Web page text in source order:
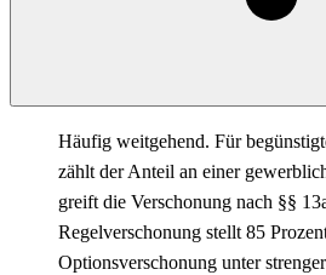
Häufig weitgehend. Für
zählt der Anteil an einer
greift die Verschonung nach §§
Regelverschonung stellt 85
Optionsverschonung unter